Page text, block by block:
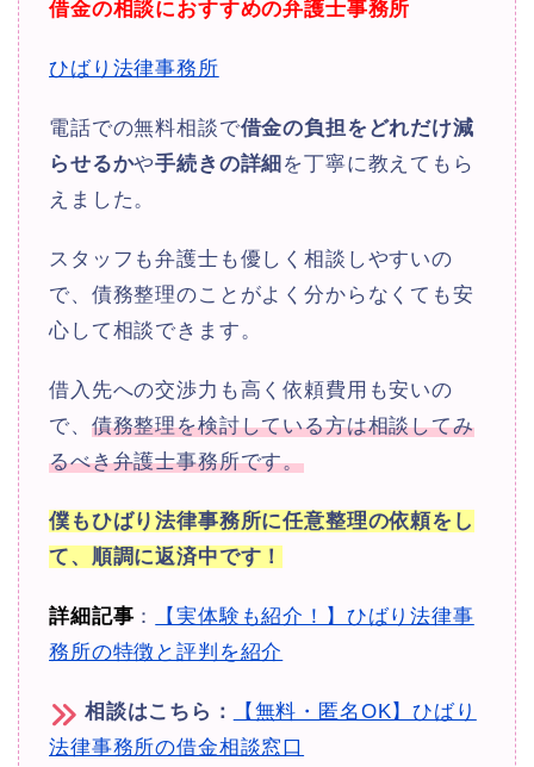
借金の相談におすすめの弁護士事務所
ひばり法律事務所
電話での無料相談で借金の負担をどれだけ減
らせるかや手続きの詳細 を丁寧に教えてもら
えました。
スタッフも弁護士も優しく相談しやすいの
で、債務整理のことがよく分からなくても安
心して相談できます。
借入先への交渉力も高く依頼費用も安いの
で、 債務整理を検討している方は相談してみ
るべき弁護士事務所です。
僕もひばり法律事務所に任意整理の依頼をし
て、順調に返済中です！
詳細記事 ：
【実体験も紹介！】ひばり法律事
務所の特徴と評判を紹介
相談はこちら：
【無料・匿名OK】ひばり
法律事務所の借金相談窓口